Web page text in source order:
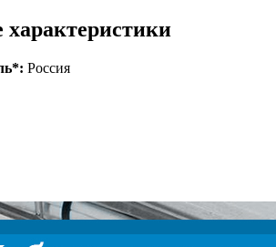
характеристики
Россия